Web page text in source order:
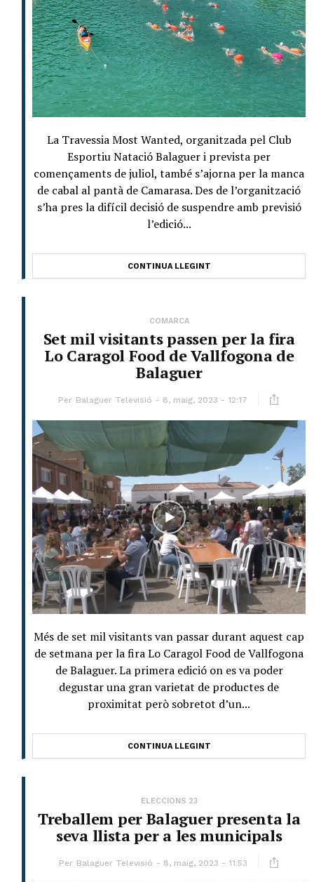
La Travessia Most Wanted, organitzada pel Club
Esportiu Natació Balaguer i prevista per
començaments de juliol, també s’ajorna per la manca
de cabal al pantà de Camarasa. Des de l’organització
s’ha pres la difícil decisió de suspendre amb previsió
l’edició...
CONTINUA LLEGINT
COMARCA
Set mil visitants passen per la fira
Lo Caragol Food de Vallfogona de
Balaguer
Per Balaguer Televisió 8, maig, 2023 - 12:17
Més de set mil visitants van passar durant aquest cap
de setmana per la fira Lo Caragol Food de Vallfogona
de Balaguer. La primera edició on es va poder
degustar una gran varietat de productes de
proximitat però sobretot d’un...
CONTINUA LLEGINT
ELECCIONS 23
Treballem per Balaguer presenta la
seva llista per a les municipals
Per Balaguer Televisió 8, maig, 2023 - 11:53